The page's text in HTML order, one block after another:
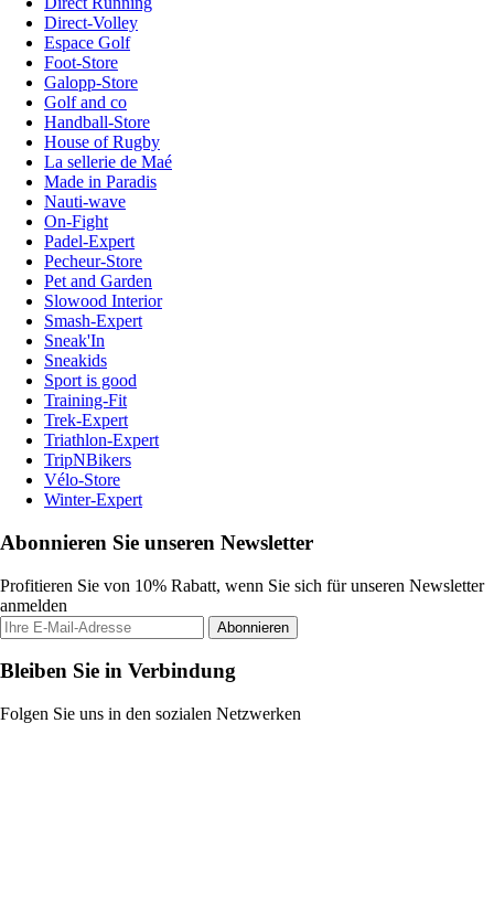
Direct-Volley
Espace Golf
Foot-Store
Galopp-Store
Golf and co
Handball-Store
House of Rugby
La sellerie de Maé
Made in Paradis
Nauti-wave
On-Fight
Padel-Expert
Pecheur-Store
Pet and Garden
Slowood Interior
Smash-Expert
Sneak'In
Sneakids
Sport is good
Training-Fit
Trek-Expert
Triathlon-Expert
TripNBikers
Vélo-Store
Winter-Expert
Abonnieren Sie unseren Newsletter
Profitieren Sie von 10% Rabatt, wenn Sie sich für unseren Newsletter
anmelden
Abonnieren
Bleiben Sie in Verbindung
Folgen Sie uns in den sozialen Netzwerken